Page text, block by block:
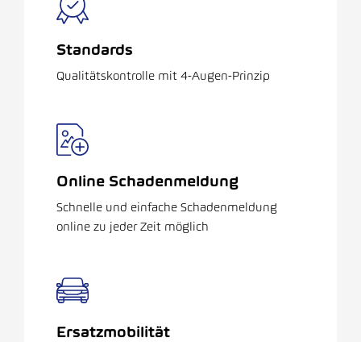
Standards
Qualitätskontrolle mit 4-Augen-Prinzip
Online Schadenmeldung
Schnelle und einfache Schadenmeldung
online zu jeder Zeit möglich
Ersatzmobilität